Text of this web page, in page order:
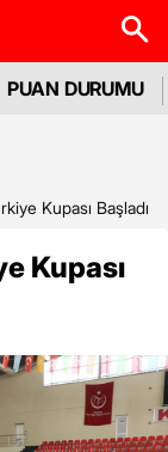
PUAN DURUMU
Kupası Başladı
Kupası